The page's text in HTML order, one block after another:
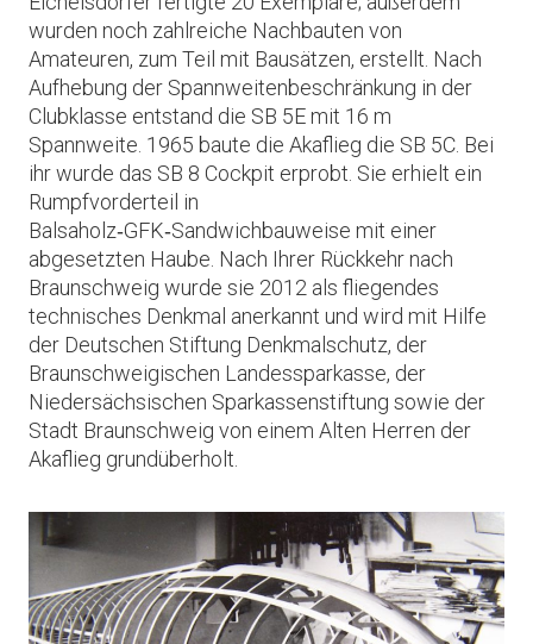
wurden noch zahlreiche Nachbauten von
Amateuren, zum Teil mit Bausätzen, erstellt. Nach
Aufhebung der Spannweitenbeschränkung in der
Clubklasse entstand die SB 5E mit 16 m
Spannweite. 1965 baute die Akaflieg die SB 5C. Bei
ihr wurde das SB 8 Cockpit erprobt. Sie erhielt ein
Rumpfvorderteil in
Balsaholz‑GFK‑Sandwichbauweise mit einer
abgesetzten Haube. Nach Ihrer Rückkehr nach
Braunschweig wurde sie 2012 als fliegendes
technisches Denkmal anerkannt und wird mit Hilfe
der Deutschen Stiftung Denkmalschutz, der
Braunschweigischen Landessparkasse, der
Niedersächsischen Sparkassenstiftung sowie der
Stadt Braunschweig von einem Alten Herren der
Akaflieg grundüberholt.